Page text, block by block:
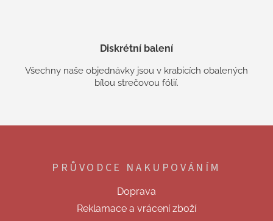
Diskrétní balení
Všechny naše objednávky jsou v krabicích obalených
bílou strečovou fólií.
PRŮVODCE NAKUPOVÁNÍM
Doprava
Reklamace a vrácení zboží